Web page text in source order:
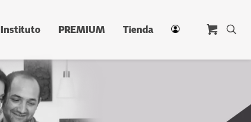
Instituto PREMIUM Tienda